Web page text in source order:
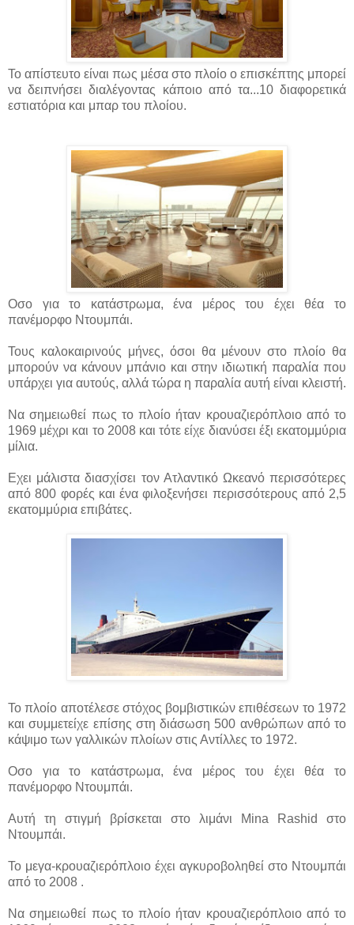
Το απίστευτο είναι πως μέσα στο πλοίο ο επισκέπτης μπορεί
να δειπνήσει διαλέγοντας κάποιο από τα...10 διαφορετικά
εστιατόρια και μπαρ του πλοίου.
Οσο για το κατάστρωμα, ένα μέρος του έχει θέα το
πανέμορφο Ντουμπάι.
Τους καλοκαιρινούς μήνες, όσοι θα μένουν στο πλοίο θα
μπορούν να κάνουν μπάνιο και στην ιδιωτική παραλία που
υπάρχει για αυτούς, αλλά τώρα η παραλία αυτή είναι κλειστή.
Να σημειωθεί πως το πλοίο ήταν κρουαζιερόπλοιο από το
1969 μέχρι και το 2008 και τότε είχε διανύσει έξι εκατομμύρια
μίλια.
Εχει μάλιστα διασχίσει τον Ατλαντικό Ωκεανό περισσότερες
από 800 φορές και ένα φιλοξενήσει περισσότερους από 2,5
εκατομμύρια επιβάτες.
Το πλοίο αποτέλεσε στόχος βομβιστικών επιθέσεων το 1972
και συμμετείχε επίσης στη διάσωση 500 ανθρώπων από το
κάψιμο των γαλλικών πλοίων στις Αντίλλες το 1972.
Οσο για το κατάστρωμα, ένα μέρος του έχει θέα το
πανέμορφο Ντουμπάι.
Αυτή τη στιγμή βρίσκεται στο λιμάνι Mina Rashid στο
Ντουμπάι.
Το μεγα-κρουαζιερόπλοιο έχει αγκυροβοληθεί στο Ντουμπάι
από το 2008 .
Να σημειωθεί πως το πλοίο ήταν κρουαζιερόπλοιο από το